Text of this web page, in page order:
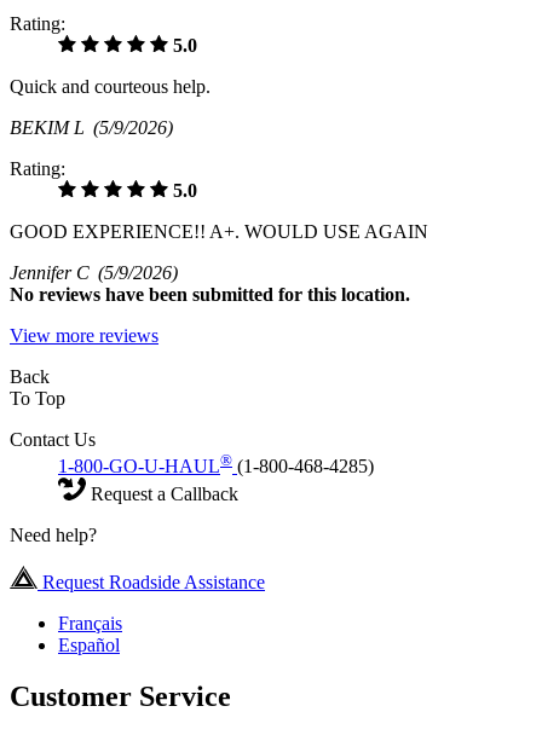
Rating:
5.0
Quick and courteous help.
BEKIM L (5/9/2026)
Rating:
5.0
GOOD EXPERIENCE!! A+. WOULD USE AGAIN
Jennifer C (5/9/2026)
No reviews have been submitted for this location.
View more reviews
Back
To Top
Contact Us
1-800-GO-U-HAUL® (1-800-468-4285)
Request a Callback
Need help?
Request Roadside Assistance
Français
Español
Customer Service